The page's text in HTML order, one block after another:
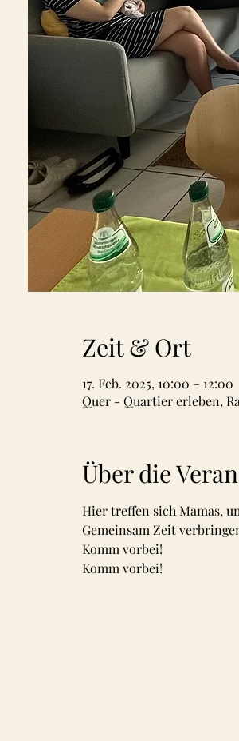
Zeit & Ort
17. Feb. 2025, 10:00 – 12:00
Quer - Quartier erleben,
Über die
Hier treffen sich Mamas,
Gemeinsam Zeit
Komm vorbei!
Komm vorbei!